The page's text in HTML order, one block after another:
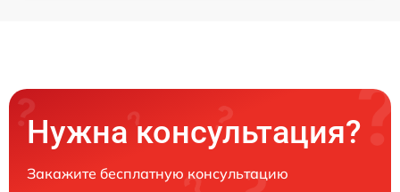
Нужна консультация?
Закажите бесплатную консультацию